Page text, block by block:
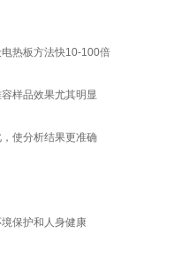
热板方法快10-100倍
样品效果尤其明显
使分析结果更准确
保护和人身健康